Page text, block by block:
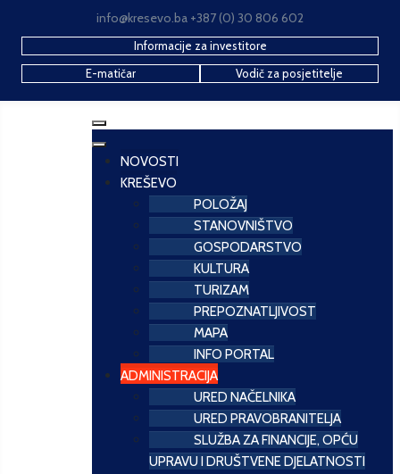
info@kresevo.ba +387 (0) 30 806 602
Informacije za investitore
E-matičar
Vodič za posjetitelje
NOVOSTI
KREŠEVO
POLOŽAJ
STANOVNIŠTVO
GOSPODARSTVO
KULTURA
TURIZAM
PREPOZNATLJIVOST
MAPA
INFO PORTAL
ADMINISTRACIJA
URED NAČELNIKA
URED PRAVOBRANITELJA
SLUŽBA ZA FINANCIJE, OPĆU
UPRAVU I DRUŠTVENE DJELATNOSTI